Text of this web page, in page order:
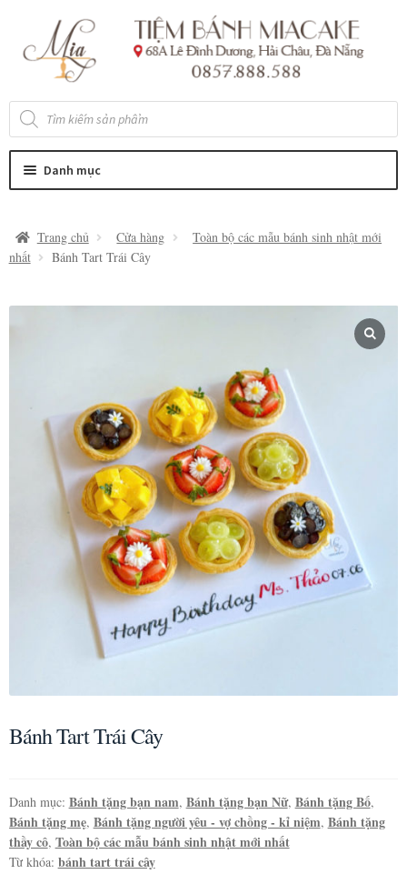
đến
Điều
đến
nội
Tìm
kiếm
sản
Danh mục
Trang chủ Cửa hàng
Toàn bộ các mẫu bánh sinh nhật mới
nhất
Bánh Tart Trái Cây
Bánh Tart Trái Cây
Danh mục: Bánh tặng bạn nam, Bánh tặng bạn Nữ, Bánh tặng Bố,
Bánh tặng mẹ, Bánh tặng người yêu - vợ chồng - kỉ niệm, Bánh tặng
thầy cô, Toàn bộ các mẫu bánh sinh nhật mới nhất
Từ khóa: bánh tart trái cây